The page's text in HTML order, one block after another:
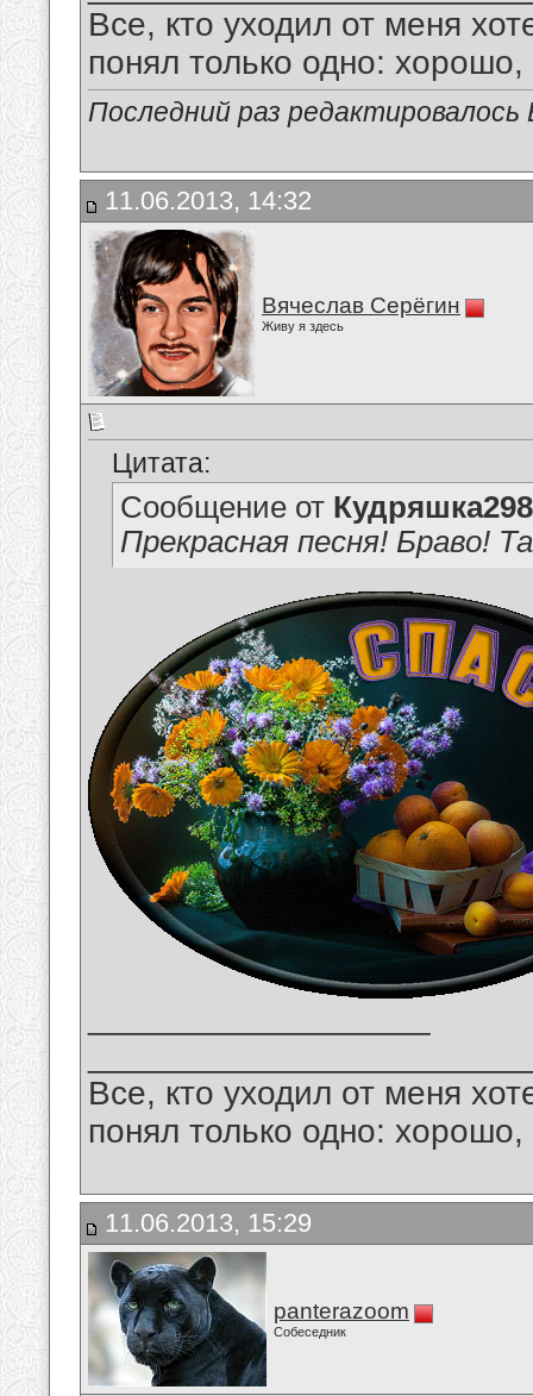
Все, кто уходил от меня
понял только одно:
Последний раз
11.06.2013, 14:32
Вячеслав Серёгин
Живу я здесь
Цитата:
Сообщение от Кудряшка298
Прекрасная песня! Браво!
Все, кто уходил от меня
понял только одно:
11.06.2013, 15:29
panterazoom
Собеседник